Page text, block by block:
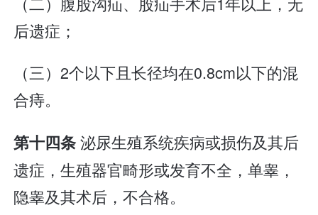
后遗症；
（三）2个以下且长径均在0.8cm以下的混
合痔。
第十四条泌尿生殖系统疾病或损伤及其后
遗症，生殖器官畸形或发育不全，单睾，
隐睾及其术后，不合格。